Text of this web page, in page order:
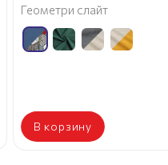
Геометри слайт
В корзину